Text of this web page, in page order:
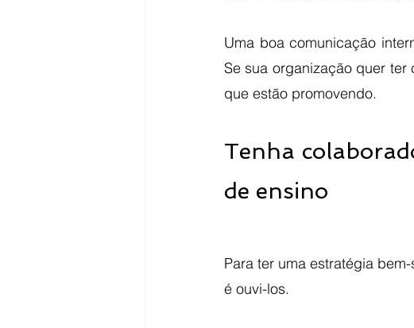
Uma boa comunicação
Se sua organização quer
que estão promovendo.
Tenha
de ensino
Para ter uma estratégia
é ouvi-los.